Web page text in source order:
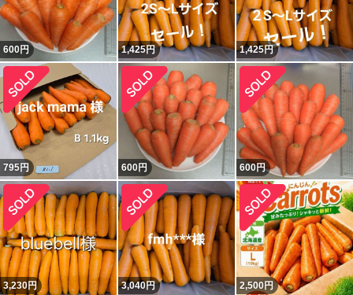
600円 1,425円 1,425円
795円 600円 600円
3,230円 3,040円 2,500円